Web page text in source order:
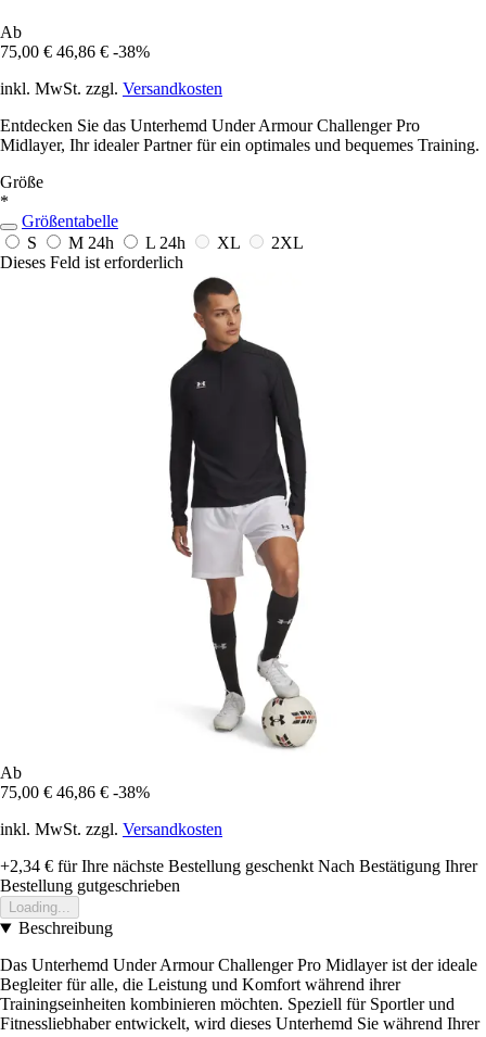
Ab
75,00 € 46,86 € -38%
inkl. MwSt. zzgl. Versandkosten
Entdecken Sie das Unterhemd Under Armour Challenger Pro
Midlayer, Ihr idealer Partner für ein optimales und bequemes Training.
Größe
*
Größentabelle
S
M 24h L 24h XL
2XL
Dieses Feld ist erforderlich
Ab
75,00 € 46,86 € -38%
inkl. MwSt. zzgl. Versandkosten
+2,34 € für Ihre nächste Bestellung geschenkt Nach Bestätigung Ihrer
Bestellung gutgeschrieben
Loading...
Beschreibung
Das Unterhemd Under Armour Challenger Pro Midlayer ist der ideale
Begleiter für alle, die Leistung und Komfort während ihrer
Trainingseinheiten kombinieren möchten. Speziell für Sportler und
Fitnessliebhaber entwickelt, wird dieses Unterhemd Sie während Ihrer